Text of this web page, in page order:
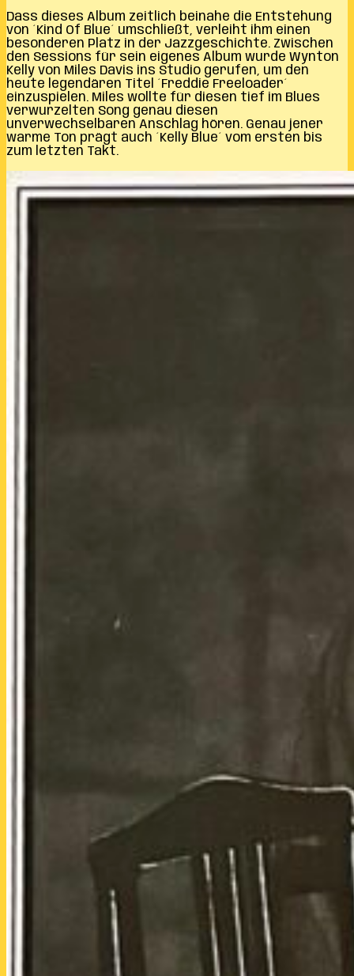
Dass dieses Album zeitlich beinahe die Entstehung
von ´Kind Of Blue´ umschließt, verleiht ihm einen
besonderen Platz in der Jazzgeschichte. Zwischen
den Sessions für sein eigenes Album wurde Wynton
Kelly von Miles Davis ins Studio gerufen, um den
heute legendären Titel ´Freddie Freeloader´
einzuspielen. Miles wollte für diesen tief im Blues
verwurzelten Song genau diesen
unverwechselbaren Anschlag hören. Genau jener
warme Ton prägt auch ´Kelly Blue´ vom ersten bis
zum letzten Takt.